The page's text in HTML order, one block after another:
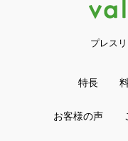
プレス
特長
お客様の声